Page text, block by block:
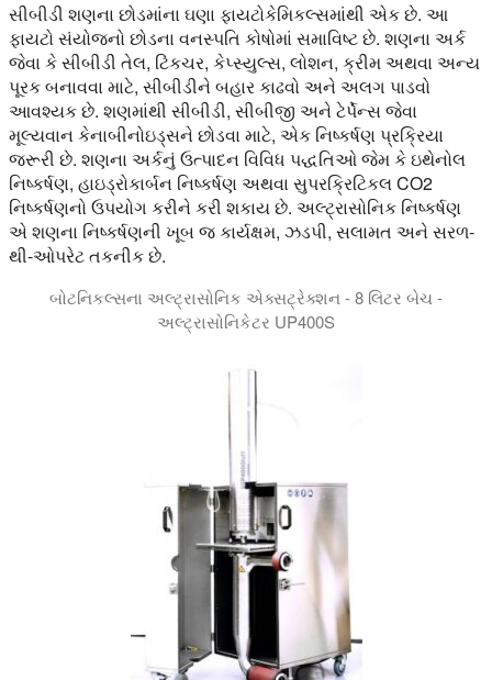
સીબીડી શણના છોડમાંના ઘણા ફાયટોકેમિકલ્સમાંથી એક છે. આ
ફાયટો સંયોજનો છોડના વનસ્પતિ કોષોમાં સમાવિષ્ટ છે. શણના અર્ક
જેવા કે સીબીડી તેલ, ટિંકચર, કેપ્સ્યુલ્સ, લોશન, ક્રીમ અથવા અન્ય
પૂરક બનાવવા માટે, સીબીડીને બહાર કાઢવો અને અલગ પાડવો
આવશ્યક છે. શણમાંથી સીબીડી, સીબીજી અને ટેર્પેન્સ જેવા
મૂલ્યવાન કેનાબીનોઇડ્સને છોડવા માટે, એક નિષ્કર્ષણ પ્રક્રિયા
જરૂરી છે. શણના અર્કનું ઉત્પાદન વિવિધ પદ્ધતિઓ જેમ કે ઇથેનોલ
નિષ્કર્ષણ, હાઇડ્રોકાર્બન નિષ્કર્ષણ અથવા સુપરક્રિટિકલ CO2
નિષ્કર્ષણનો ઉપયોગ કરીને કરી શકાય છે. અલ્ટ્રાસોનિક નિષ્કર્ષણ
એ શણના નિષ્કર્ષણની ખૂબ જ કાર્યક્ષમ, ઝડપી, સલામત અને સરળ-
થી-ઓપરેટ તકનીક છે.
બોટનિકલ્સના અલ્ટ્રાસોનિક એક્સટ્રેક્શન - 8 લિટર બેચ -
અલ્ટ્રાસોનિકેટર UP400S